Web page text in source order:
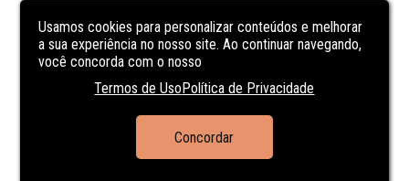
Interfone
Piscina
Playground
Portão eletrônico
Usamos cookies para personalizar conteúdos e melhorar
a sua experiência no nosso site. Ao continuar navegando,
você concorda com o nosso
Termos de UsoPolítica de Privacidade
Concordar